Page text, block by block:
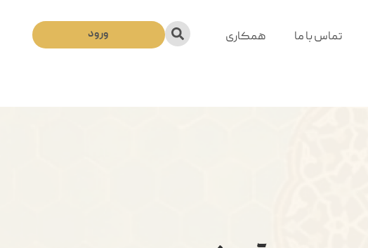
تماس با ما
همکاری
ورود